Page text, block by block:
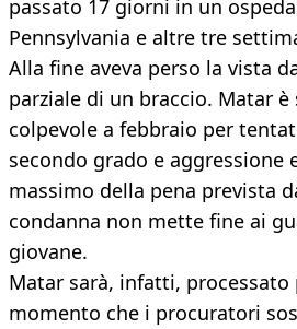
passato 17 giorni in un
Pennsylvania e altre tre
Alla fine aveva perso la vista
parziale di un braccio. Matar
colpevole a febbraio per
secondo grado e
massimo della pena prevista
condanna non mette fine ai
giovane.
Matar sarà, infatti,
momento che i procuratori